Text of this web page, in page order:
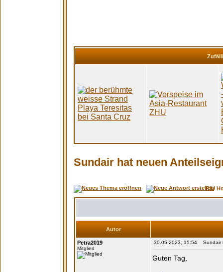
Sundair hat neuen
RIU
Autor
Petra2019
Mitglied
30.05.2023, 15:54 Sundair
Guten Tag,